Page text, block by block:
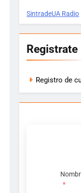
SintradeUA Radio
Registrate
Registro de
*